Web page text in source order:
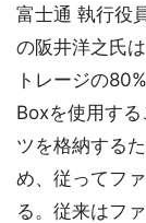
富士通 執行役
の阪井洋之氏
トレージの
Boxを使用す
ツを格納する
め、従ってフ
る。従来はフ